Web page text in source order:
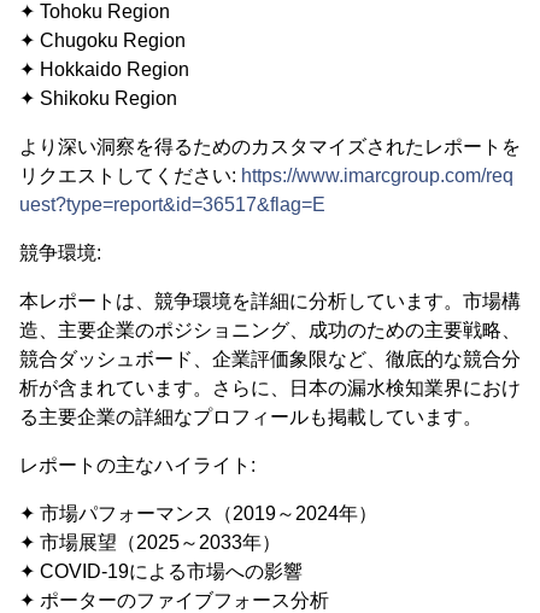
✦ Tohoku Region
✦ Chugoku Region
✦ Hokkaido Region
✦ Shikoku Region
より深い洞察を得るためのカスタマイズされたレポートを
リクエストしてください: https://www.imarcgroup.com/req
uest?type=report&id=36517&flag=E
競争環境:
本レポートは、競争環境を詳細に分析しています。市場構
造、主要企業のポジショニング、成功のための主要戦略、
競合ダッシュボード、企業評価象限など、徹底的な競合分
析が含まれています。さらに、日本の漏水検知業界におけ
る主要企業の詳細なプロフィールも掲載しています。
レポートの主なハイライト:
✦ 市場パフォーマンス（2019～2024年）
✦ 市場展望（2025～2033年）
✦ COVID-19による市場への影響
✦ ポーターのファイブフォース分析